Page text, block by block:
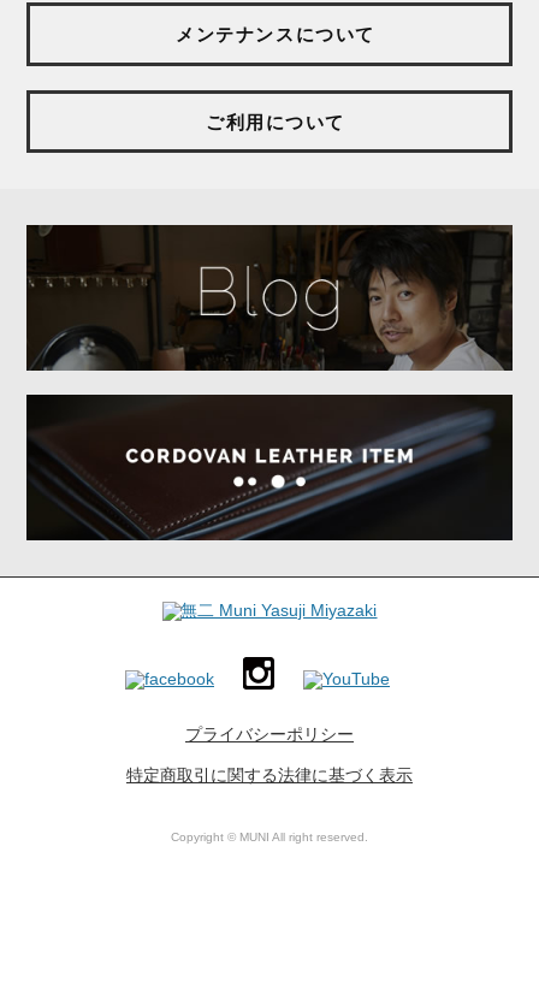
メンテナンスについて
ご利用について
プライバシーポリシー
特定商取引に関する法律に基づく表示
Copyright © MUNI All right reserved.